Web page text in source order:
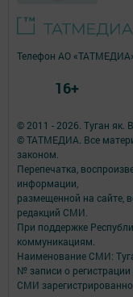
© 2011 - 2026. Туган як.
© ТАТМЕДИА. Все
законом.
Перепечатка,
информации,
размещенной на сайте,
редакций СМИ.
При поддержке
коммуникациям.
Наименование СМИ:
№ записи о
СМИ
Телефон АО
16+